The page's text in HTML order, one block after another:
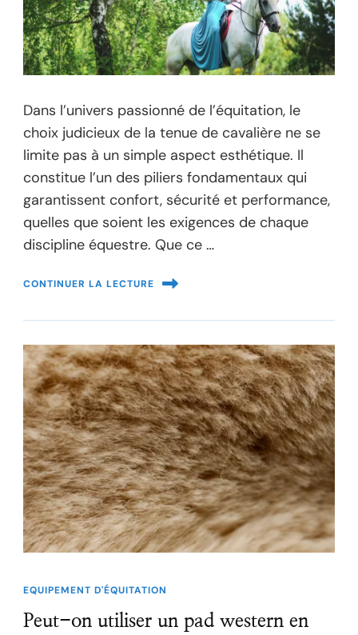
Dans l’univers passionné de l’équitation, le
choix judicieux de la tenue de cavalière ne se
limite pas à un simple aspect esthétique. Il
constitue l’un des piliers fondamentaux qui
garantissent confort, sécurité et performance,
quelles que soient les exigences de chaque
discipline équestre. Que ce …
CONTINUER LA LECTURE
EQUIPEMENT D'ÉQUITATION
Peut-on utiliser un pad western en